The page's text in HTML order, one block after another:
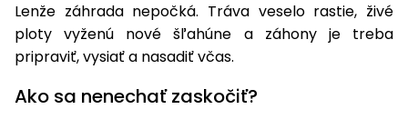
Vysokotlakové
umývačky
stroje
Bagre
Lenže záhrada nepočká. Tráva veselo rastie, živé
ploty vyženú nové šľahúne a záhony je treba
pripraviť, vysiať a nasadiť včas.
Ako sa nenechať zaskočiť?